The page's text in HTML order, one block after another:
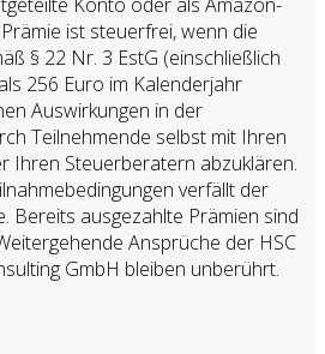
ist steuerfrei, wenn die
§ 22 Nr. 3 EstG (einschließlich
256 Euro im Kalenderjahr
Auswirkungen in der
Teilnehmende selbst mit Ihren
Ihren Steuerberatern abzuklären.
verfällt der
Bereits ausgezahlte Prämien sind
Ansprüche der HSC
GmbH bleiben unberührt.